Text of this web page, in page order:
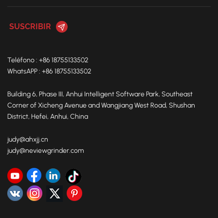
Evita fugas de polvo y protege a los operadores. Beneficios
de productividad comprobados: Los estudios de caso
muestran que una celda de pulido robótica Neview
cualificados, operar 24/7, mejorar la consistencia del
producto en más del 30% y reducir significativamente las
Teléfono : +86 18755133502
WhatsAPP : +86 18755133502
Building 6, Phase III, Anhui Intelligent Software Park, Southeast
Corner of Xicheng Avenue and Wangjiang West Road, Shushan
District, Hefei, Anhui, China
judy@ahxjj.cn
judy@neviewgrinder.com